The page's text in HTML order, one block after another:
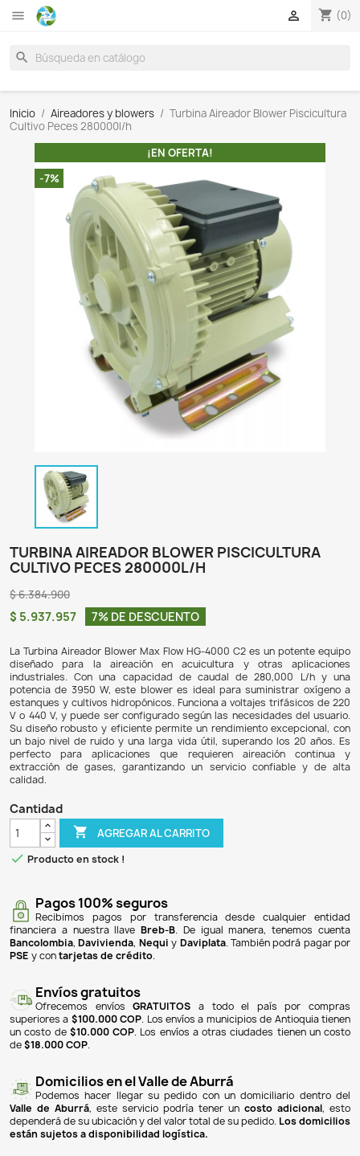

Inicio Aireadores y blowers
Turbina Aireador
Cultivo Peces 280000l/h
¡EN OFERTA!
-7%
TURBINA AIREADOR BLOWER
CULTIVO PECES 280000L/H
$ 6.384.900
$ 5.937.957 7% DE DESCUENTO
La Turbina Aireador Blower Max Flow HG-4000 C2 es un
diseñado para la aireación en acuicultura y otras
industriales. Con una capacidad de caudal de
potencia de 3950 W, este blower es ideal para
V o 440 V, y puede ser configurado según las
Su diseño robusto y eficiente permite un rendimiento
un bajo nivel de ruido y una larga vida útil, superando
perfecto para aplicaciones que requieren
extracción de gases, garantizando un servicio
Cantidad
 AGREGAR AL CARRITO
Producto en stock !
Pagos 100% seguros
Recibimos pagos por transferencia desde